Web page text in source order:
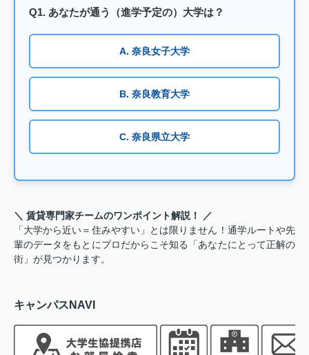
Q1. あなたが通う（進学予定の）大学は？
A. 奈良女子大学
B. 奈良教育大学
C. 奈良県立大学
＼ 賃貸専門家チームのワンポイント解説！ ／
「大学から近い＝住みやすい」とは限りません！通学ルートや先
輩のデータをもとにプロだからこそ知る「あなたにとって正解の
街」が見つかります。
キャンパスNAVI